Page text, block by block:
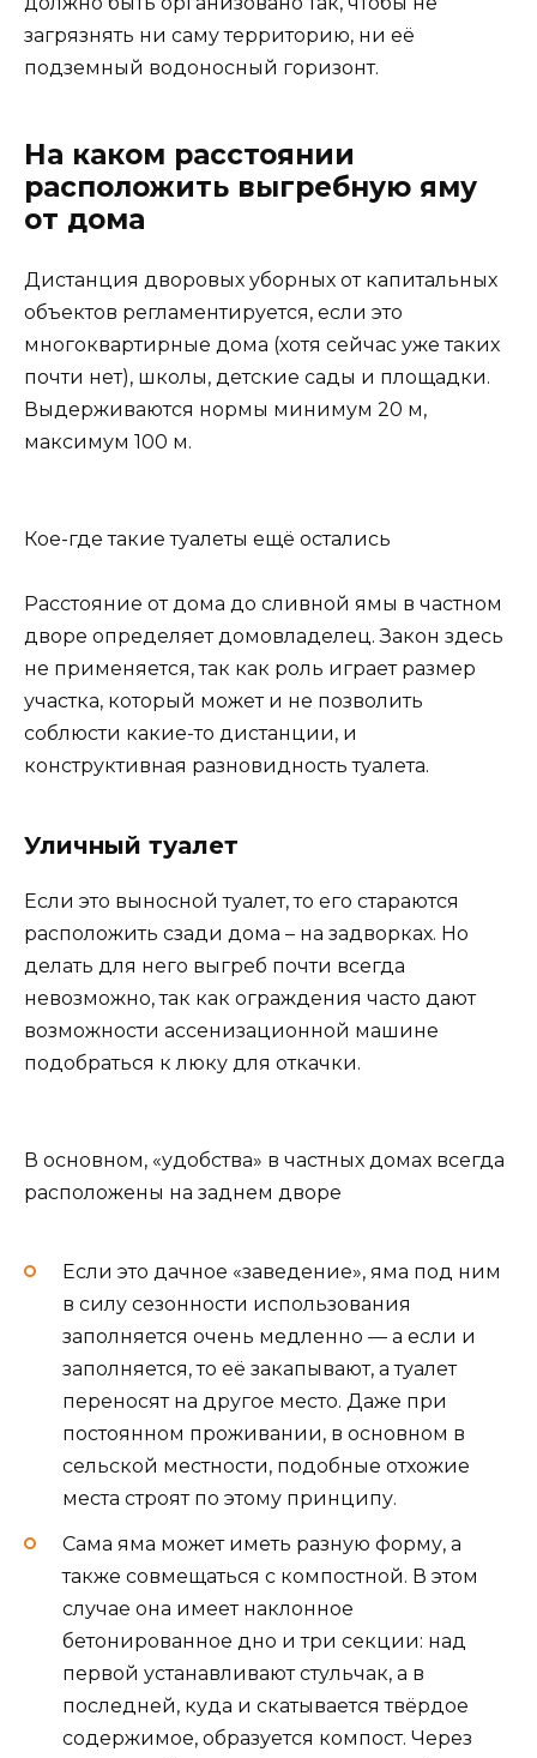
загрязнять ни саму территорию, ни её
подземный водоносный горизонт.
На каком расстоянии
расположить выгребную яму
от дома
Дистанция дворовых уборных от капитальных
объектов регламентируется, если это
многоквартирные дома (хотя сейчас уже таких
почти нет), школы, детские сады и площадки.
Выдерживаются нормы минимум 20 м,
максимум 100 м.
Кое-где такие туалеты ещё остались
Расстояние от дома до сливной ямы в частном
дворе определяет домовладелец. Закон здесь
не применяется, так как роль играет размер
участка, который может и не позволить
соблюсти какие-то дистанции, и
конструктивная разновидность туалета.
Уличный туалет
Если это выносной туалет, то его стараются
расположить сзади дома – на задворках. Но
делать для него выгреб почти всегда
невозможно, так как ограждения часто дают
возможности ассенизационной машине
подобраться к люку для откачки.
В основном, «удобства» в частных домах всегда
расположены на заднем дворе
Если это дачное «заведение», яма под ним
в силу сезонности использования
заполняется очень медленно — а если и
заполняется, то её закапывают, а туалет
переносят на другое место. Даже при
постоянном проживании, в основном в
сельской местности, подобные отхожие
места строят по этому принципу.
Сама яма может иметь разную форму, а
также совмещаться с компостной. В этом
случае она имеет наклонное
бетонированное дно и три секции: над
первой устанавливают стульчак, а в
последней, куда и скатывается твёрдое
содержимое, образуется компост. Через